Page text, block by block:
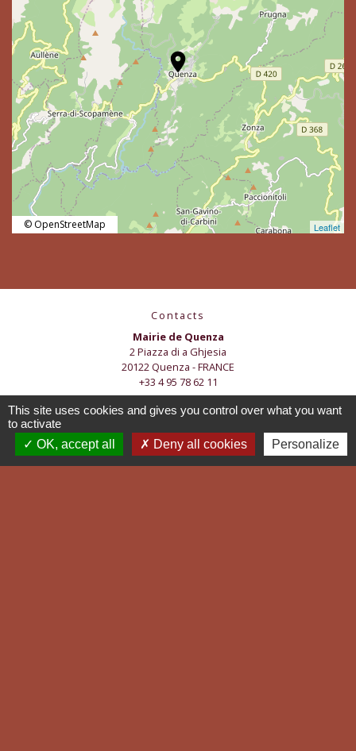
location_on
Leaflet
© OpenStreetMap
Contacts
Mairie de Quenza
2 Piazza di a Ghjesia
20122 Quenza - FRANCE
+33 4 95 78 62 11
accueil@cumunaquenza.corsica
This site uses cookies and gives you control over what you want
to activate
OK, accept all
Deny all cookies Personalize